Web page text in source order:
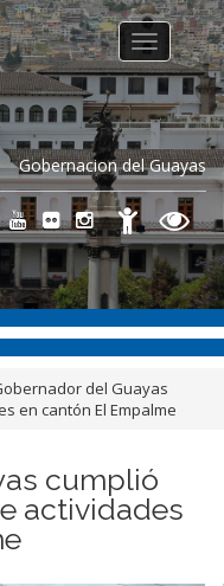
Gobernacion del Guayas
Toggle
navigation
del Guayas
en cantón El Empalme
cumplió
actividades